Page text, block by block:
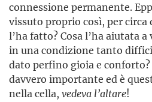
connessione permanente.
vissuto proprio così, per circa
l’ha fatto? Cosa l’ha aiutata
in una condizione tanto
dato perfino gioia e
davvero importante ed è
nella cella, vedeva l’altare!